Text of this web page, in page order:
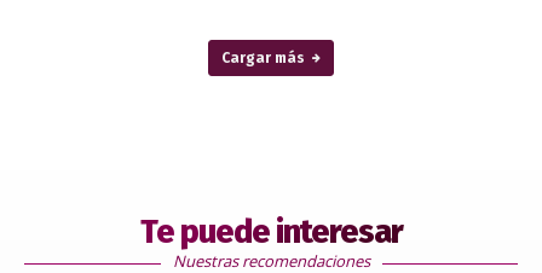
Cargar más
Te puede interesar
Nuestras recomendaciones